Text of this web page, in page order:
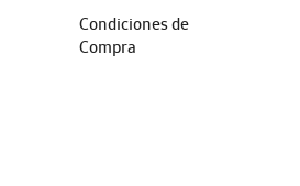
Condiciones de
Compra